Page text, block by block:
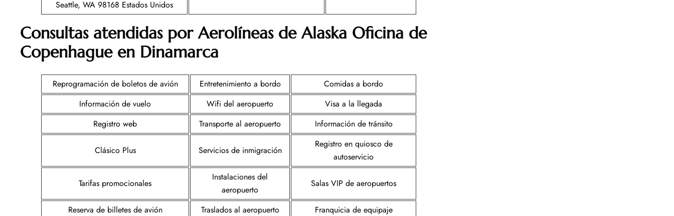
Seattle, WA 98168 Estados Unidos
Consultas atendidas por Aerolíneas de Alaska Oficina de
Copenhague en Dinamarca
Reprogramación de boletos de avión Entretenimiento a bordo
Comidas a bordo
Información de vuelo
Wifi del aeropuerto
Visa a la llegada
Registro web
Transporte al aeropuerto Información de tránsito
Clásico Plus Servicios de inmigración
Registro en quiosco de
autoservicio
Tarifas promocionales
Instalaciones del
aeropuerto
Salas VIP de aeropuertos
Reserva de billetes de avión Traslados al aeropuerto
Franquicia de equipaje